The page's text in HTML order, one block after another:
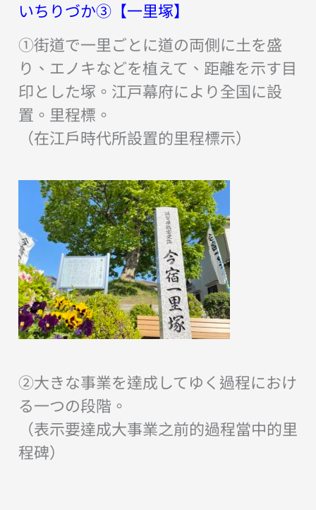
いちりづか③【一里塚】
①街道で一里ごとに道の両側に土を盛
り、エノキなどを植えて、距離を示す目
印とした塚。江戸幕府により全国に設
置。里程標。
（在江戶時代所設置的里程標示）
②大きな事業を達成してゆく過程におけ
る一つの段階。
（表示要達成大事業之前的過程當中的里
程碑）